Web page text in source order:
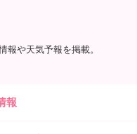
報や天気予報を掲載。
報